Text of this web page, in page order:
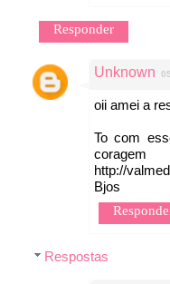
Responder
Unknown
oii amei a
To com
coragem
http://
Bjos
Respostas